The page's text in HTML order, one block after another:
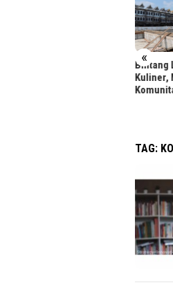
«
Bintang Laut PIK Gabungkan
Kuliner, Mancing, dan Ruang